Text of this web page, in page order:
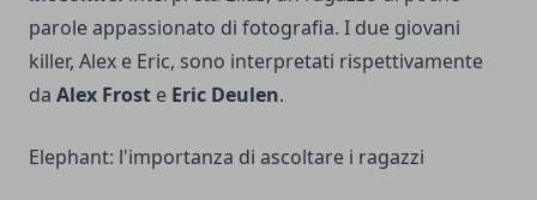
parole appassionato di fotografia. I due giovani
killer, Alex e Eric, sono interpretati rispettivamente
da Alex Frost e Eric Deulen.
Elephant: l'importanza di ascoltare i ragazzi